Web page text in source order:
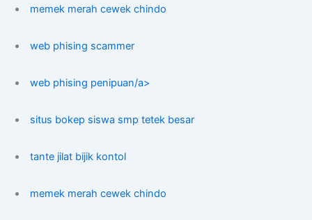
memek merah cewek chindo
web phising scammer
web phising penipuan/a>
situs bokep siswa smp tetek besar
tante jilat bijik kontol
memek merah cewek chindo